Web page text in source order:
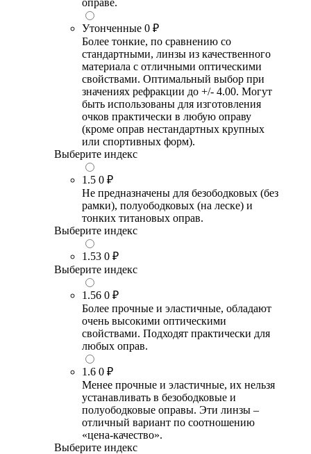
оправе.
Утонченные 0 ₽
Более тонкие, по сравнению со
стандартными, линзы из качественного
материала с отличными оптическими
свойствами. Оптимальный выбор при
значениях рефракции до +/- 4.00. Могут
быть использованы для изготовления
очков практически в любую оправу
(кроме оправ нестандартных крупных
или спортивных форм).
Выберите индекс
1.5 0 ₽
Не предназначены для безободковых (без
рамки), полуободковых (на леске) и
тонких титановых оправ.
Выберите индекс
1.53 0 ₽
Выберите индекс
1.56 0 ₽
Более прочные и эластичные, обладают
очень высокими оптическими
свойствами. Подходят практически для
любых оправ.
1.6 0 ₽
Менее прочные и эластичные, их нельзя
устанавливать в безободковые и
полуободковые оправы. Эти линзы –
отличный вариант по соотношению
«цена-качество».
Выберите индекс